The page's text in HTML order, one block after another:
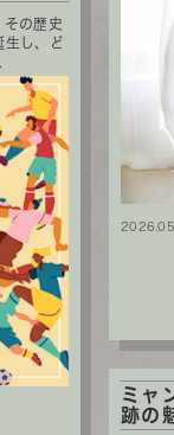
その歴史
生し、ど
ミャ
跡の